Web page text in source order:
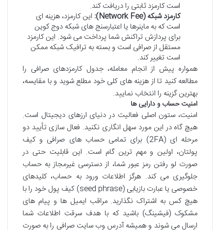
است کارمزد ثابتی را دریافت کند.
کارمزد شبکه (Network Fee):
این کارمزد، هزینه ای
است که به ماینرها یا اعتبارسنج های شبکه دوج کوین
برای پردازش تراکنش شما پرداخت می شود. این کارمزد
مستقل از صرافی است و بسته به ترافیک شبکه ممکن
است تغییر کند.
همواره پیش از انجام معامله، جدول کارمزدهای صرافی را
مطالعه کنید تا از هزینه های کلی خود مطلع شوید و با مقایسه،
بهترین گزینه را انتخاب نمایید.
امنیت حساب و دارایی ها
امنیت، ستون اصلی فعالیت در دنیای ارزهای دیجیتال است.
هیچ گاه در این مورد سهل انگاری نکنید. فعال سازی تأیید دو
مرحله ای (2FA) برای تمامی حساب های صرافی و کیف
پولتان، اولین و مهم ترین گام است. این قابلیت حتی در
صورت لو رفتن رمز عبور شما، از دسترسی غیرمجاز به حساب
جلوگیری می کند. هرگز اطلاعات ورود به حساب، کلیدهای
خصوصی یا عبارت بازیابی (seed phrase) کیف پول خود را با
هیچ کس به اشتراک نگذارید. مراقب ایمیل ها و پیام های
مشکوک (فیشینگ) باشید که با هدف سرقت اطلاعات شما
ارسال می شوند و همیشه آدرس وب سایت صرافی را به صورت